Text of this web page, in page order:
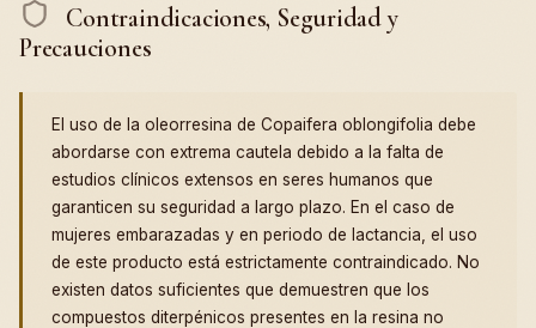
Contraindicaciones, Seguridad y
Precauciones
El uso de la oleorresina de Copaifera oblongifolia debe
abordarse con extrema cautela debido a la falta de
estudios clínicos extensos en seres humanos que
garanticen su seguridad a largo plazo. En el caso de
mujeres embarazadas y en periodo de lactancia, el uso
de este producto está estrictamente contraindicado. No
existen datos suficientes que demuestren que los
compuestos diterpénicos presentes en la resina no